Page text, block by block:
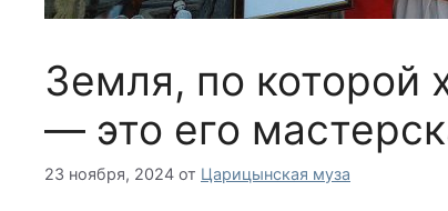
Земля, по которой
— это его
23 ноября, 2024 от Царицынская муза